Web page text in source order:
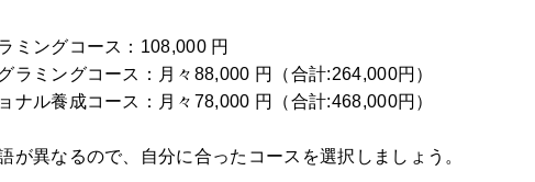
ミングコース：108,000 円
ラミングコース： 月々 88,000 円（合計:264,000円）
ナル養成コース： 月々 78,000 円（合計:468,000円）
が異なるので、自分に合ったコースを選択しましょう。